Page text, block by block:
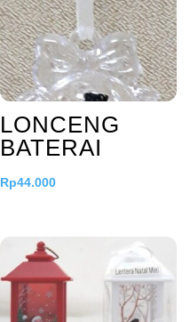
LONCENG
BATERAI
Rp44.000